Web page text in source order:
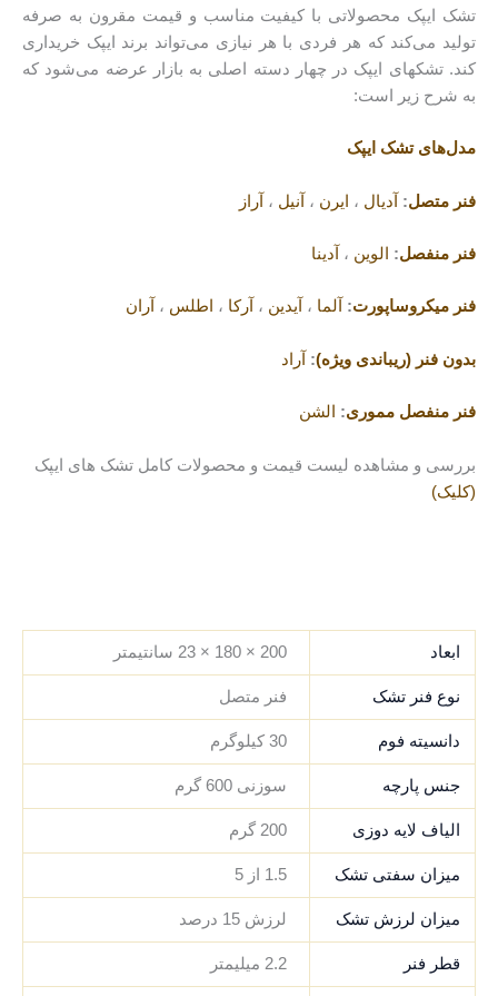
تشک ایپک محصولاتی با کیفیت مناسب و قیمت مقرون به صرفه
تولید می‌کند که هر فردی با هر نیازی می‌تواند برند ایپک خریداری
کند. تشکهای ایپک در چهار دسته اصلی به بازار عرضه می‌شود که
به شرح زیر است:
مدل‌های تشک ایپک
فنر متصل: آدیال ، ایرن ، آنیل ، آراز
فنر منفصل: الوین ، آدینا
فنر میکروساپورت: آلما ، آیدین ، آرکا ، اطلس ، آران
بدون فنر (ریباندی ویژه): آراد
فنر منفصل مموری: الشن
بررسی و مشاهده لیست قیمت و محصولات کامل تشک های ایپک
(کلیک)
ابعاد 200 × 180 × 23 سانتیمتر
نوع فنر تشک فنر متصل
دانسیته فوم 30 کیلوگرم
جنس پارچه سوزنی 600 گرم
الیاف لایه دوزی 200 گرم
میزان سفتی تشک 1.5 از 5
میزان لرزش تشک لرزش 15 درصد
قطر فنر 2.2 میلیمتر